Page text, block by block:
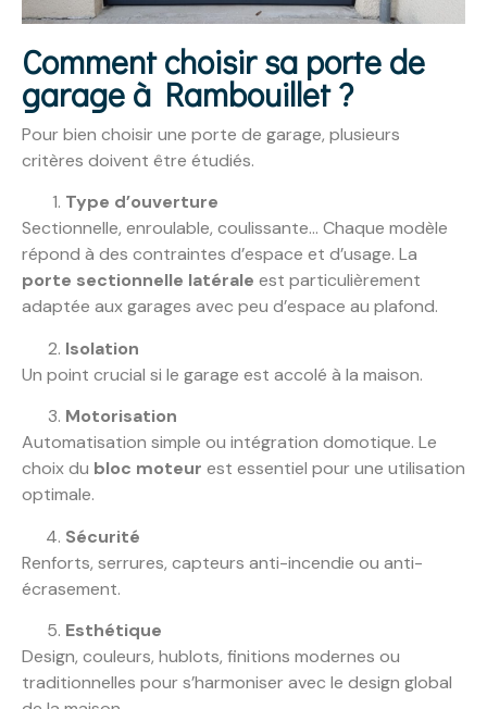
Comment choisir sa porte de
garage à Rambouillet ?
Pour bien choisir une porte de garage, plusieurs
critères doivent être étudiés.
Type d’ouverture
Sectionnelle, enroulable, coulissante… Chaque modèle
répond à des contraintes d’espace et d’usage. La
porte sectionnelle latérale est particulièrement
adaptée aux garages avec peu d’espace au plafond.
Isolation
Un point crucial si le garage est accolé à la maison.
Motorisation
Automatisation simple ou intégration domotique. Le
choix du bloc moteur est essentiel pour une utilisation
optimale.
Sécurité
Renforts, serrures, capteurs anti-incendie ou anti-
écrasement.
Esthétique
Design, couleurs, hublots, finitions modernes ou
traditionnelles pour s’harmoniser avec le design global